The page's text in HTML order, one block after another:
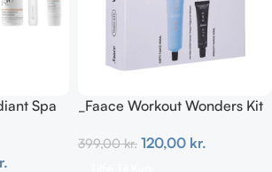
Spa
_Faace Workout Wonders Kit
399,00kr. 120,00 kr.